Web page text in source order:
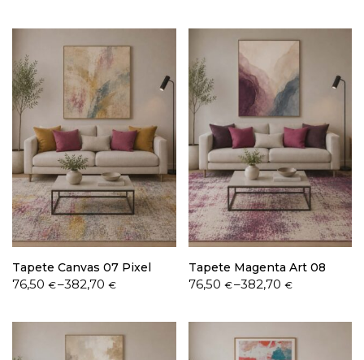
Livro de Reclamações
382,70 €
543,00 €
Tapete Canvas 07 Pixel
76,50 €–382,70€
Price
Tapete Magenta Art 08
76,50 €–382,70 €
Price
382,70 €